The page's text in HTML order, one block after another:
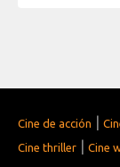
Cine de acción |
Cine thriller | Cine